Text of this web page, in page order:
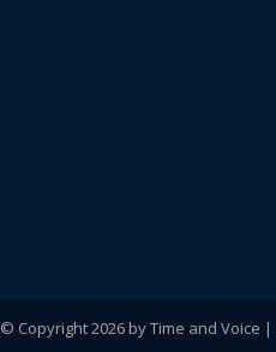
© Copyright 2026 by Time and Voice |